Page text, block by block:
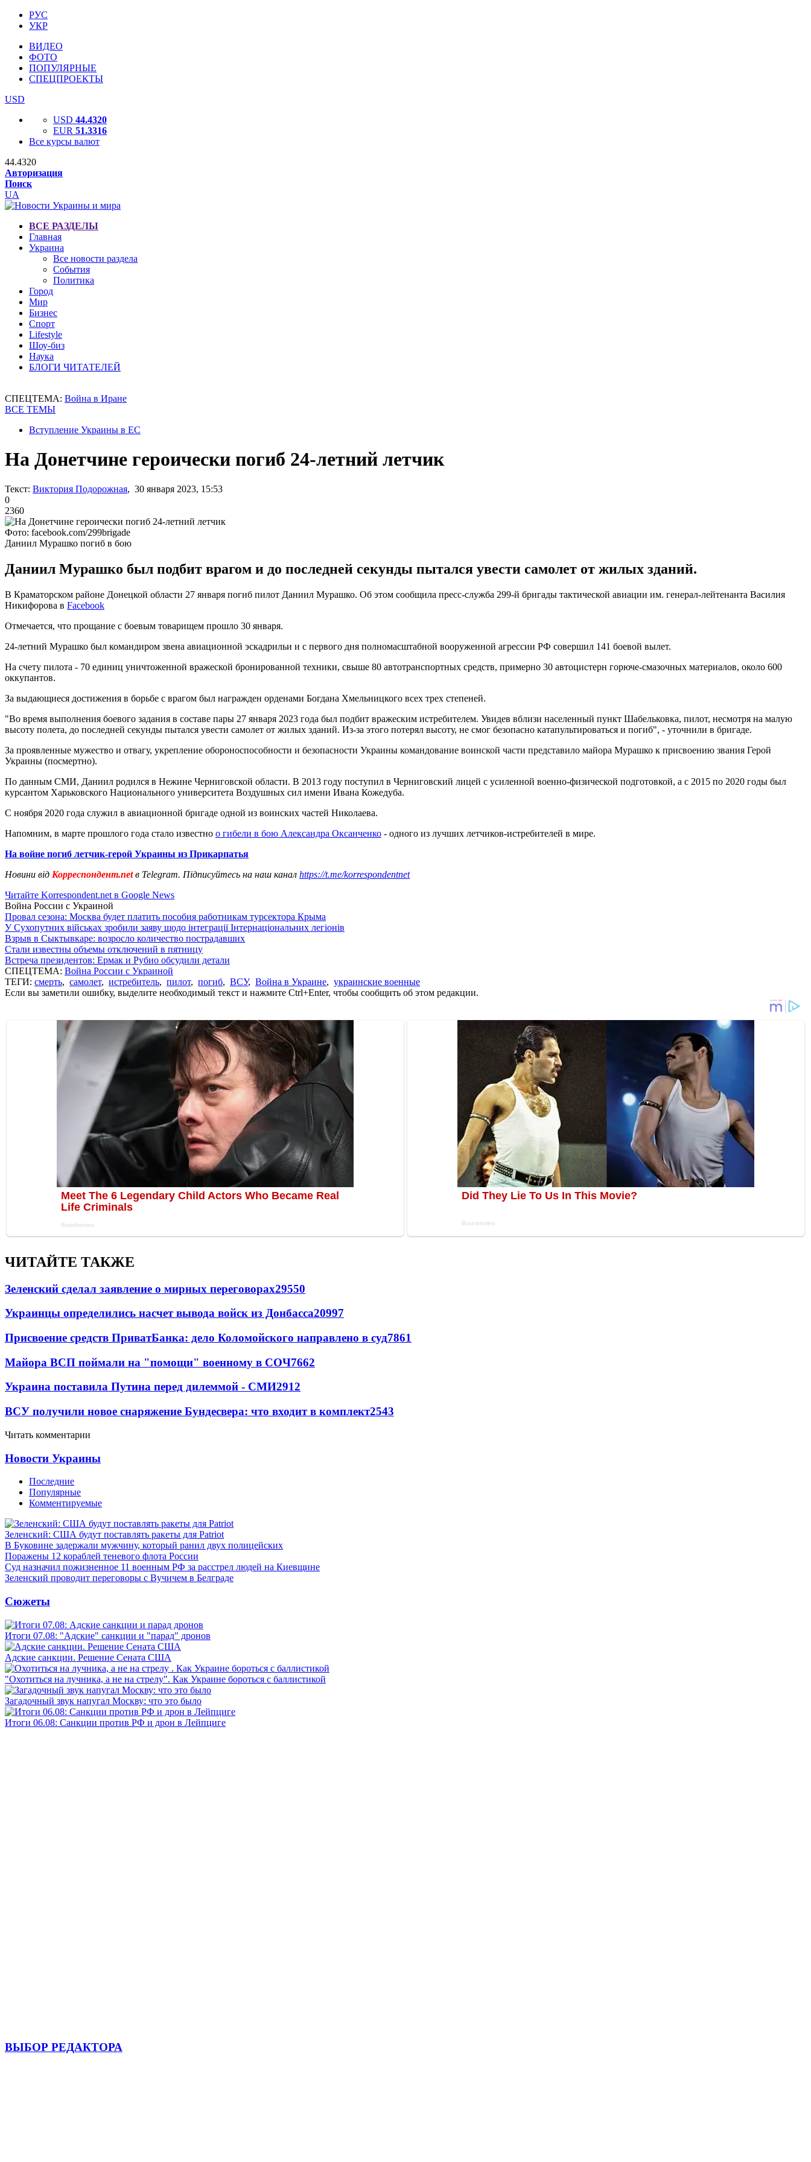
РУС
УКР
ВИДЕО
ФОТО
ПОПУЛЯРНЫЕ
СПЕЦПРОЕКТЫ
USD
USD 44.4320
EUR 51.3316
Все курсы валют
44.4320
Авторизация
Поиск
UA
ВСЕ РАЗДЕЛЫ
Главная
Украина
Все новости раздела
События
Политика
Город
Мир
Бизнес
Спорт
Lifestyle
Шоу-биз
Наука
БЛОГИ ЧИТАТЕЛЕЙ
СПЕЦТЕМА: Война в Иране
ВСЕ ТЕМЫ
Вступление Украины в ЕС
На Донетчине героически погиб 24-летний летчик
Текст: Виктория Подорожная, 30 января 2023, 15:53
0
2360
Фото: facebook.com/299brigade
Даниил Мурашко погиб в бою
Даниил Мурашко был подбит врагом и до последней секунды пытался увести самолет от жилых зданий.
В Краматорском районе Донецкой области 27 января погиб пилот Даниил Мурашко. Об этом сообщила пресс-служба 299-й бригады тактической авиации им. генерал-лейтенанта Василия
Никифорова в Facebook
Отмечается, что прощание с боевым товарищем прошло 30 января.
24-летний Мурашко был командиром звена авиационной эскадрильи и с первого дня полномасштабной вооруженной агрессии РФ совершил 141 боевой вылет.
На счету пилота - 70 единиц уничтоженной вражеской бронированной техники, свыше 80 автотранспортных средств, примерно 30 автоцистерн горюче-смазочных материалов, около 600
оккупантов.
За выдающиеся достижения в борьбе с врагом был награжден орденами Богдана Хмельницкого всех трех степеней.
"Во время выполнения боевого задания в составе пары 27 января 2023 года был подбит вражеским истребителем. Увидев вблизи населенный пункт Шабельковка, пилот, несмотря на малую
высоту полета, до последней секунды пытался увести самолет от жилых зданий. Из-за этого потерял высоту, не смог безопасно катапультироваться и погиб", - уточнили в бригаде.
За проявленные мужество и отвагу, укрепление обороноспособности и безопасности Украины командование воинской части представило майора Мурашко к присвоению звания Герой
Украины (посмертно).
По данным СМИ, Даниил родился в Нежине Черниговской области. В 2013 году поступил в Черниговский лицей с усиленной военно-физической подготовкой, а с 2015 по 2020 годы был
курсантом Харьковского Национального университета Воздушных сил имени Ивана Кожедуба.
С ноября 2020 года служил в авиационной бригаде одной из воинских частей Николаева.
Напомним, в марте прошлого года стало известно о гибели в бою Александра Оксанченко - одного из лучших летчиков-истребителей в мире.
На войне погиб летчик-герой Украины из Прикарпатья
Новини від Корреспондент.netв Telegram. Підписуйтесь на наш канал https://t.me/korrespondentnet
Читайте Korrespondent.net в Google News
Война России с Украиной
Провал сезона: Москва будет платить пособия работникам турсектора Крыма
У Сухопутних військах зробили заяву щодо інтеграції Інтернаціональних легіонів
Взрыв в Сыктывкаре: возросло количество пострадавших
Стали известны объемы отключений в пятницу
Встреча президентов: Ермак и Рубио обсудили детали
СПЕЦТЕМА: Война России с Украиной
ТЕГИ: смерть, самолет, истребитель, пилот, погиб, ВСУ, Война в Украине, украинские военные
Если вы заметили ошибку, выделите необходимый текст и нажмите Ctrl+Enter, чтобы сообщить об этом редакции.
ЧИТАЙТЕ ТАКЖЕ
Зеленский сделал заявление о мирных переговорах29550
Украинцы определились насчет вывода войск из Донбасса20997
Присвоение средств ПриватБанка: дело Коломойского направлено в суд7861
Майора ВСП поймали на "помощи" военному в СОЧ7662
Украина поставила Путина перед дилеммой - СМИ2912
ВСУ получили новое снаряжение Бундесвера: что входит в комплект2543
Читать комментарии
Новости Украины
Последние
Популярные
Комментируемые
Зеленский: США будут поставлять ракеты для Patriot
В Буковине задержали мужчину, который ранил двух полицейских
Поражены 12 кораблей теневого флота России
Суд назначил пожизненное 11 военным РФ за расстрел людей на Киевщине
Зеленский проводит переговоры с Вучичем в Белграде
Сюжеты
Итоги 07.08: "Адские" санкции и "парад" дронов
Адские санкции. Решение Сената США
"Охотиться на лучника, а не на стрелу". Как Украине бороться с баллистикой
Загадочный звук напугал Москву: что это было
Итоги 06.08: Санкции против РФ и дрон в Лейпциге
ВЫБОР РЕДАКТОРА